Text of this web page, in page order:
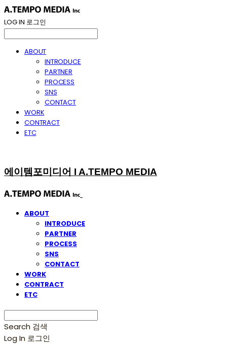
LOG IN 로그인
ABOUT
INTRODUCE
PARTNER
PROCESS
SNS
CONTACT
WORK
CONTRACT
ETC
에이템포미디어 I A.TEMPO MEDIA
ABOUT
INTRODUCE
PARTNER
PROCESS
SNS
CONTACT
WORK
CONTRACT
ETC
Search 검색
Log In 로그인